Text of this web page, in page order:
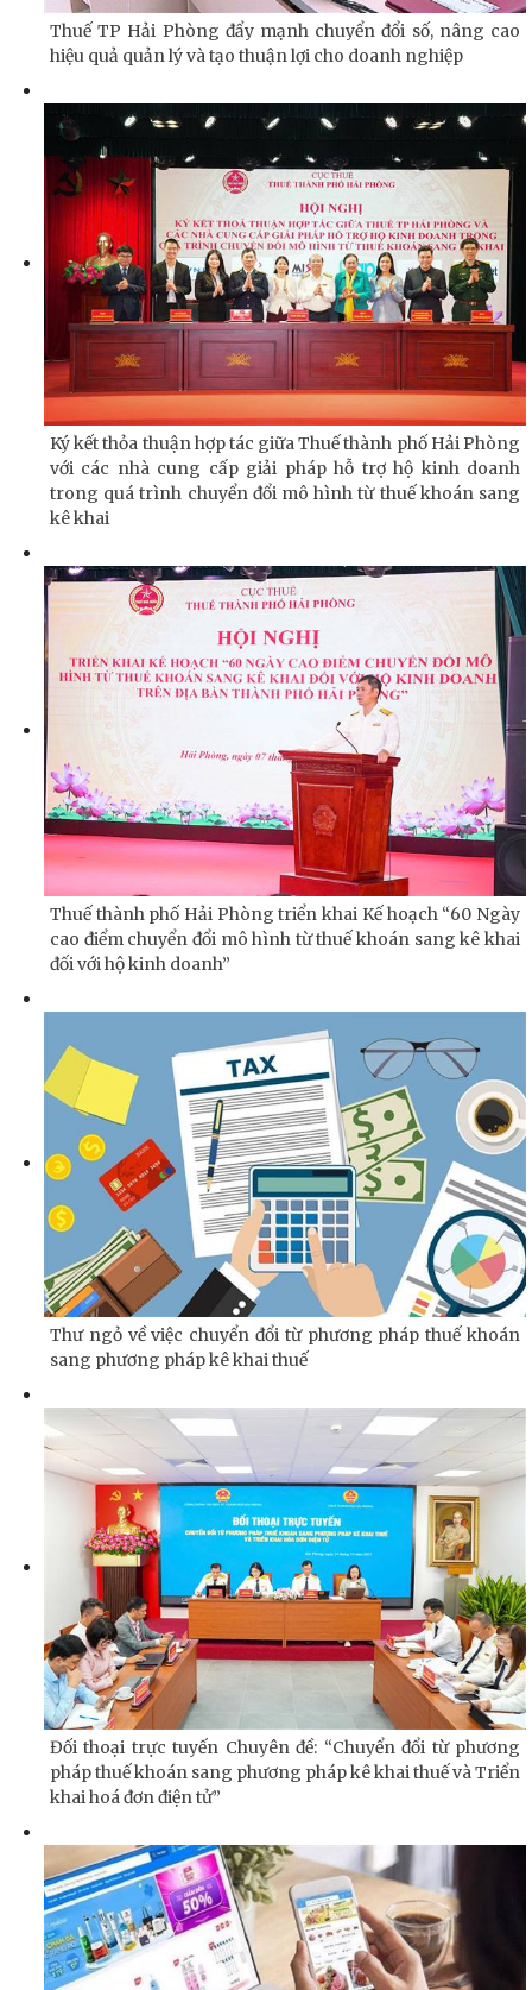
Thuế TP Hải Phòng đẩy mạnh chuyển đổi số, nâng cao
hiệu quả quản lý và tạo thuận lợi cho doanh nghiệp
Ký kết thỏa thuận hợp tác giữa Thuế thành phố Hải Phòng
với các nhà cung cấp giải pháp hỗ trợ hộ kinh doanh
trong quá trình chuyển đổi mô hình từ thuế khoán sang
kê khai
Thuế thành phố Hải Phòng triển khai Kế hoạch “60 Ngày
cao điểm chuyển đổi mô hình từ thuế khoán sang kê khai
đối với hộ kinh doanh”
Thư ngỏ về việc chuyển đổi từ phương pháp thuế khoán
sang phương pháp kê khai thuế
Đối thoại trực tuyến Chuyên đề: “Chuyển đổi từ phương
pháp thuế khoán sang phương pháp kê khai thuế và Triển
khai hoá đơn điện tử”